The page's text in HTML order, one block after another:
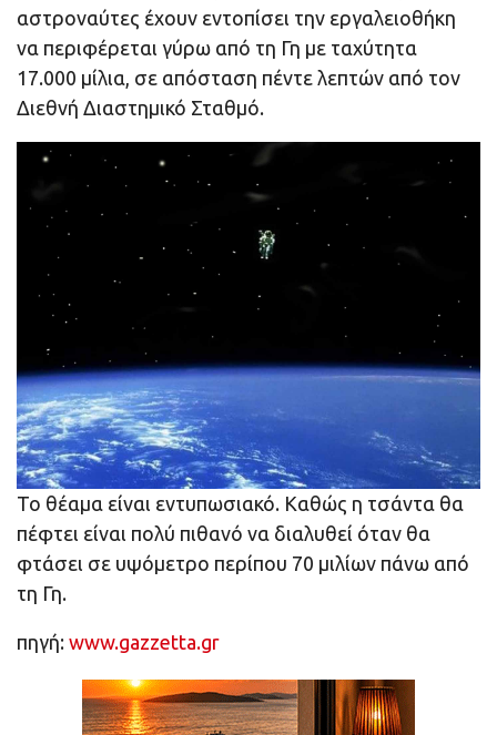
αστροναύτες έχουν εντοπίσει την εργαλειοθήκη
να περιφέρεται γύρω από τη Γη με ταχύτητα
17.000 μίλια, σε απόσταση πέντε λεπτών από τον
Διεθνή Διαστημικό Σταθμό.
Το θέαμα είναι εντυπωσιακό. Καθώς η τσάντα θα
πέφτει είναι πολύ πιθανό να διαλυθεί όταν θα
φτάσει σε υψόμετρο περίπου 70 μιλίων πάνω από
τη Γη.
πηγή: www.gazzetta.gr